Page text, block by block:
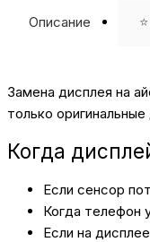
Описание
Замена дисплея на
только
Когда
Если сенсор
Когда телефон
Если на